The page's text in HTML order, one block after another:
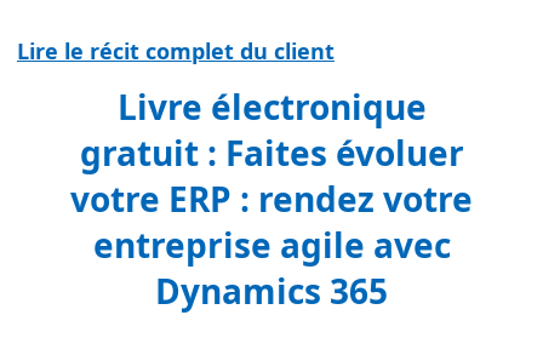
Lire le récit complet du client
Livre électronique
gratuit : Faites évoluer
votre ERP : rendez votre
entreprise agile avec
Dynamics 365